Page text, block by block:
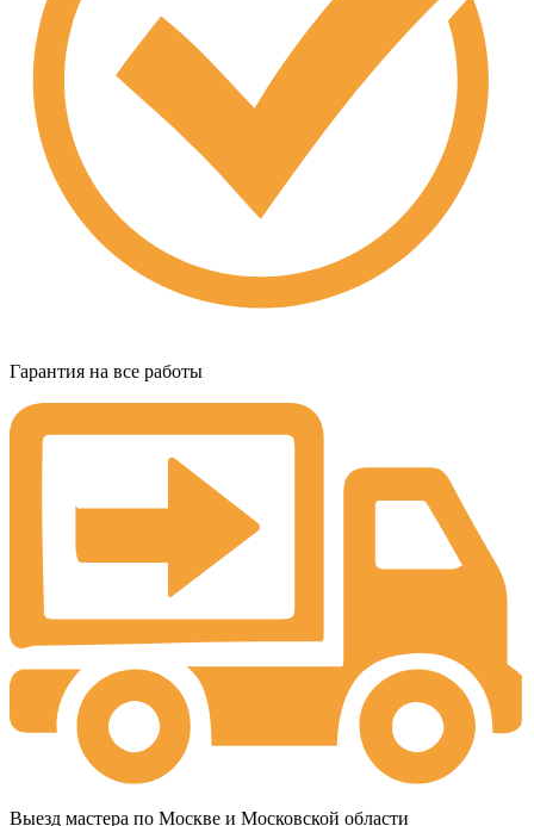
Гарантия на все работы
Выезд мастера по Москве и Московской области